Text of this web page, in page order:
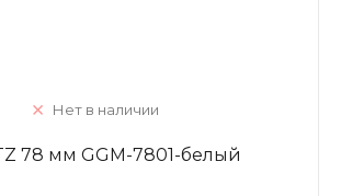
Нет в наличии
78 мм GGM-7801-белый